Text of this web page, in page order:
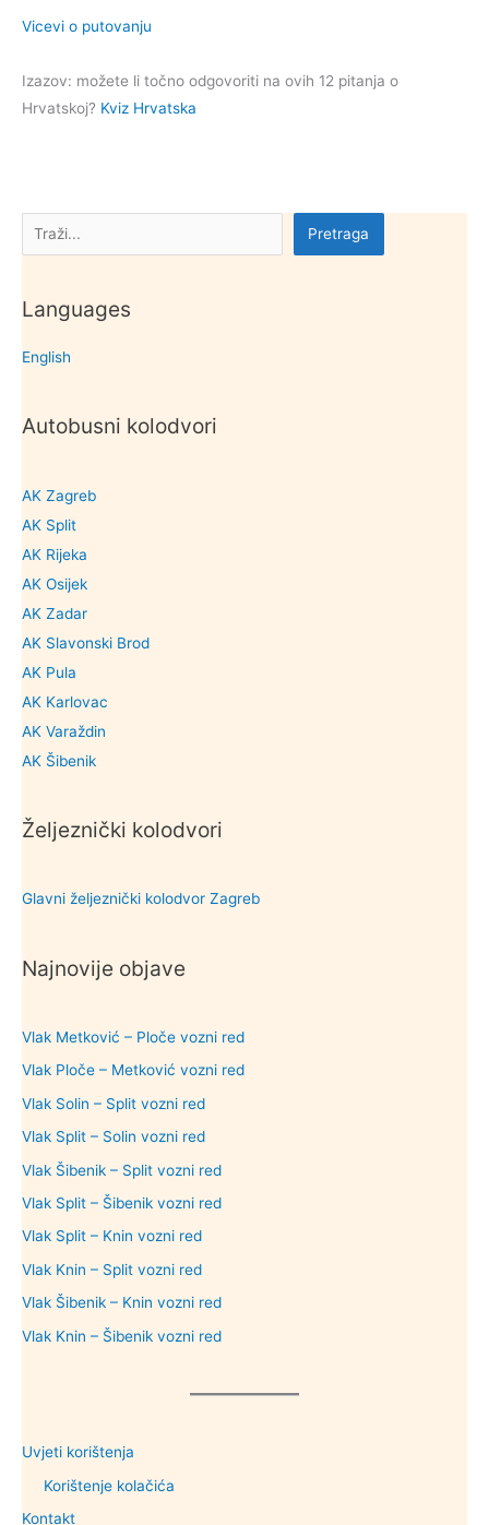
Pretraga Pretraga
Languages
English
Autobusni kolodvori
AK Zagreb
AK Split
AK Rijeka
AK Osijek
AK Zadar
AK Slavonski Brod
AK Pula
AK Karlovac
AK Varaždin
AK Šibenik
Željeznički kolodvori
Glavni željeznički kolodvor Zagreb
Najnovije objave
Vlak Metković – Ploče vozni red
Vlak Ploče – Metković vozni red
Vlak Solin – Split vozni red
Vlak Split – Solin vozni red
Vlak Šibenik – Split vozni red
Vlak Split – Šibenik vozni red
Vlak Split – Knin vozni red
Vlak Knin – Split vozni red
Vlak Šibenik – Knin vozni red
Vlak Knin – Šibenik vozni red
Uvjeti korištenja
Korištenje kolačića
Kontakt
Vicevi o putovanju
Izazov: možete li točno odgovoriti na ovih 12 pitanja o
Hrvatskoj? Kviz Hrvatska